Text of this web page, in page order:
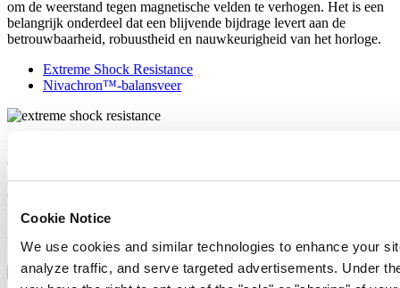
Cookie Notice
We use cookies and similar technologies to enhance your
analyze traffic, and serve targeted advertisements. Under
om de weerstand tegen magnetische velden te verhogen. Het is een
belangrijk onderdeel dat een blijvende bijdrage levert aan de
betrouwbaarheid, robuustheid en nauwkeurigheid van het horloge.
Extreme Shock Resistance
Nivachron™-balansveer
De nieuwste versie van het DS-concept is het resultaat van intensief
onderzoek naar de schokbestendigheid van polshorloges. Er is
gebruikgemaakt van geavanceerde apparatuur en uitgebreide tests
om een extra robuust ontwerp te ontwikkelen dat de lat nog hoger
legt. Wat is het geheim achter het succes van het nieuwe DS-concept
‘Extreme Shock Resistance’? De beproefde kwaliteiten van het
klassieke DS-concept in combinatie met drie extra eigenschappen.